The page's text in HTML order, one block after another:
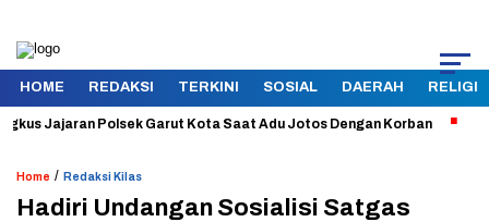
HOME REDAKSI TERKINI SOSIAL DAERAH RELIGI
Polsek Garut Kota Saat Adu Jotos Dengan Korban Aman
Home / Redaksi Kilas
Hadiri Undangan Sosialisi Satgas